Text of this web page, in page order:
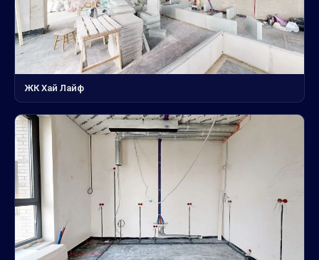
ЖК Хай Лайф